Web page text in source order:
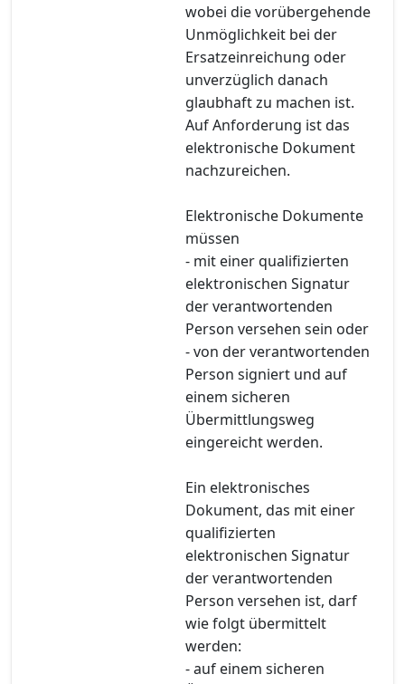
wobei die vorübergehende
Unmöglichkeit bei der
Ersatzeinreichung oder
unverzüglich danach
glaubhaft zu machen ist.
Auf Anforderung ist das
elektronische Dokument
nachzureichen.
Elektronische Dokumente
müssen
- mit einer qualifizierten
elektronischen Signatur
der verantwortenden
Person versehen sein oder
- von der verantwortenden
Person signiert und auf
einem sicheren
Übermittlungsweg
eingereicht werden.
Ein elektronisches
Dokument, das mit einer
qualifizierten
elektronischen Signatur
der verantwortenden
Person versehen ist, darf
wie folgt übermittelt
werden:
- auf einem sicheren